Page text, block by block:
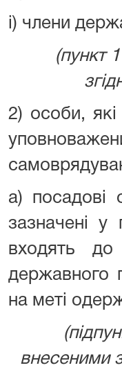
і) члени
(пункт
2) особи,
а) посадові
зазначені у
входять до
державного
на меті
внесеними